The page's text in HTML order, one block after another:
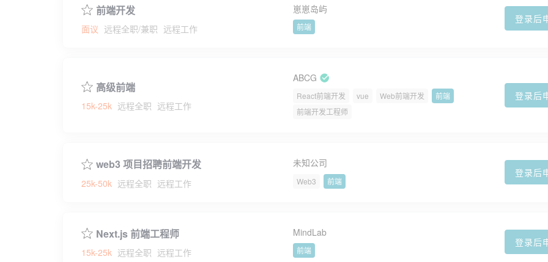
前端开发
面议 远程全职/兼职 远程工作
崽崽岛屿
前端
登录后
高级前端
15k-25k 远程全职 远程工作
ABCG
React前端开发 vue Web前端开发
前端
前端开发工程师
登录后
web3 项目招聘前端开发
25k-50k 远程全职 远程工作
未知公司
Web3 前端
登录后
Next.js 前端工程师
15k-25k 远程全职 远程工作
MindLab
前端
登录后